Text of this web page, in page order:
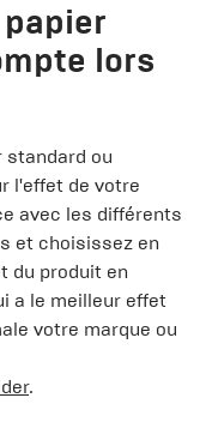
lors
standard ou
l'effet de votre
avec les différents
et choisissez en
du produit en
a le meilleur effet
votre marque ou
.